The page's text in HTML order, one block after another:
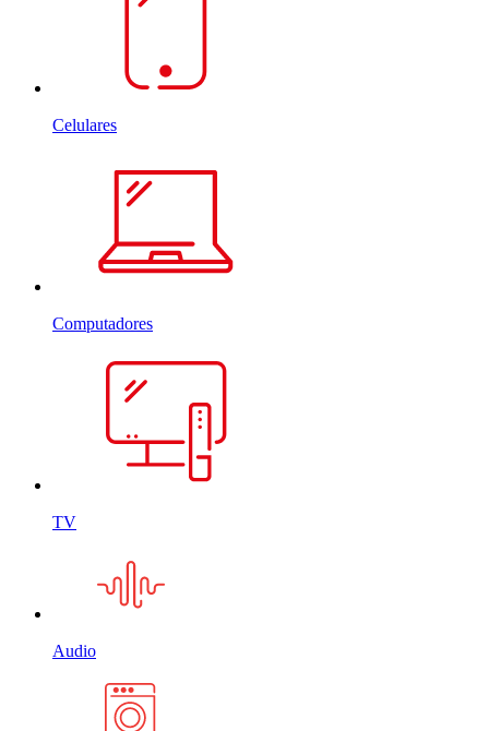
Celulares
Computadores
TV
Audio